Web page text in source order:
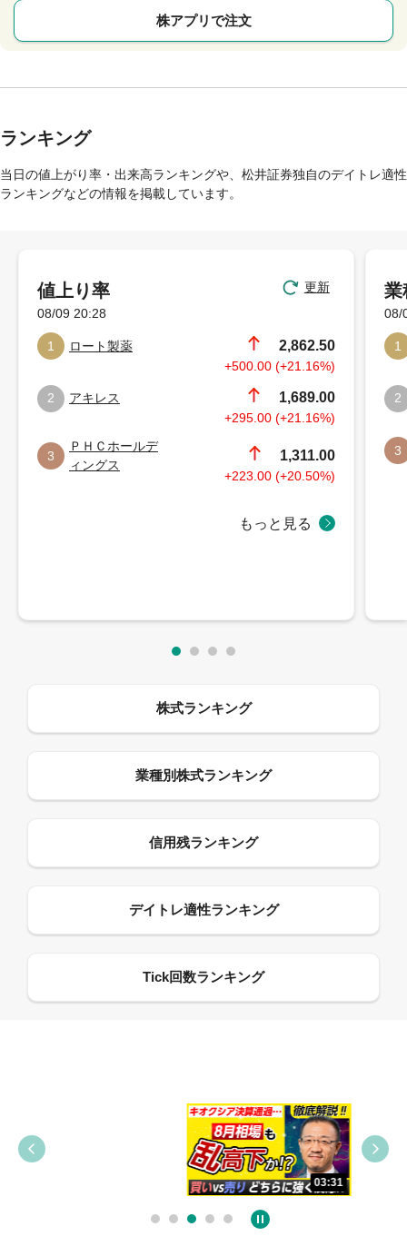
株アプリで注文
ランキング
当日の値上がり率・出来高ランキングや、松井証券独自のデイトレ適性
ランキングなどの情報を掲載しています。
03:31